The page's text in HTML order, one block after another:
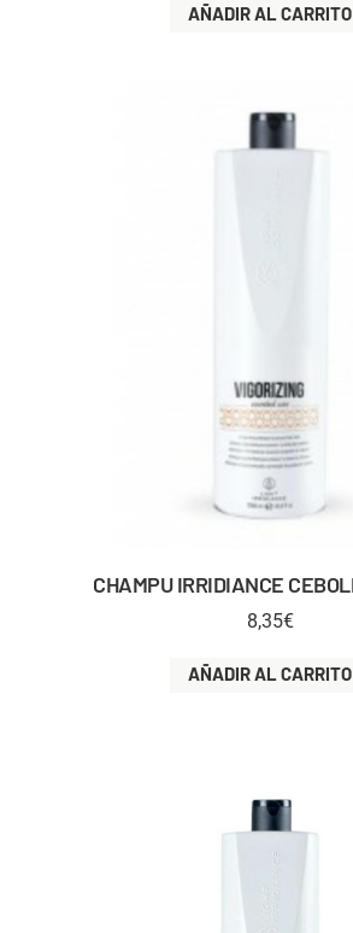
AÑADIR AL CARRITO
CHAMPU IRRIDIANCE
8,35€
AÑADIR AL CARRITO